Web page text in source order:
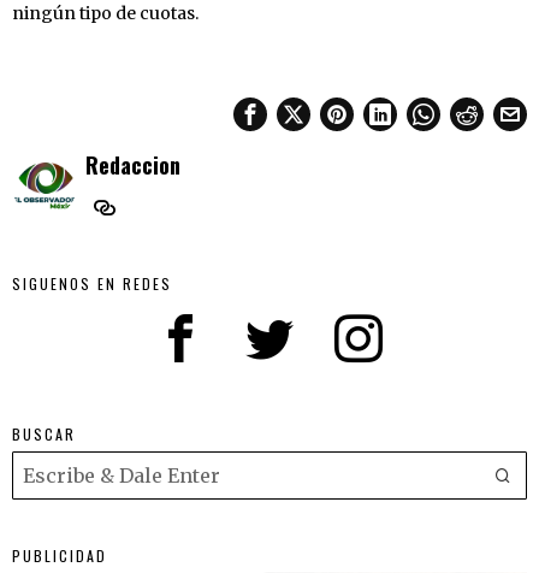
ningún tipo de cuotas.
Redaccion
SIGUENOS EN REDES
BUSCAR
PUBLICIDAD